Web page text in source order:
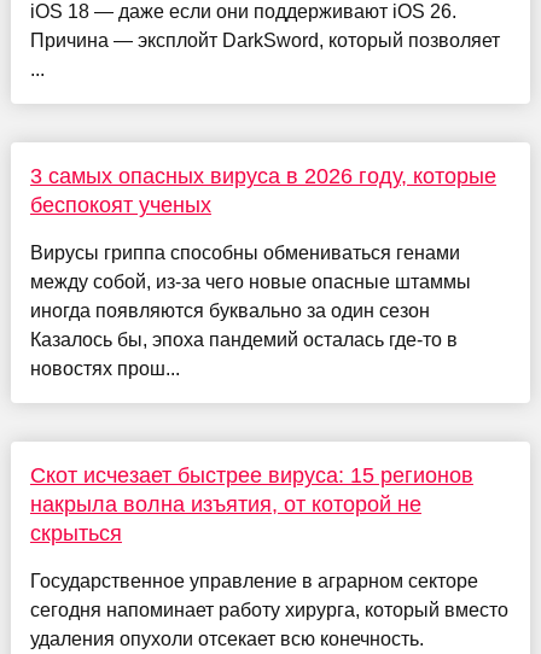
iOS 18 — даже если они поддерживают iOS 26.
Причина — эксплойт DarkSword, который позволяет
...
3 самых опасных вируса в 2026 году, которые
беспокоят ученых
Вирусы гриппа способны обмениваться генами
между собой, из-за чего новые опасные штаммы
иногда появляются буквально за один сезон
Казалось бы, эпоха пандемий осталась где-то в
новостях прош...
Скот исчезает быстрее вируса: 15 регионов
накрыла волна изъятия, от которой не
скрыться
Государственное управление в аграрном секторе
сегодня напоминает работу хирурга, который вместо
удаления опухоли отсекает всю конечность.